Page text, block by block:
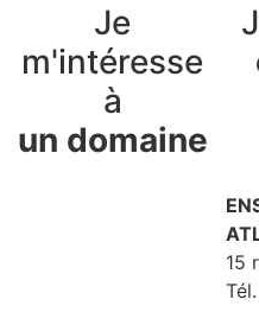
Je
m'intéresse
à
un domaine
15